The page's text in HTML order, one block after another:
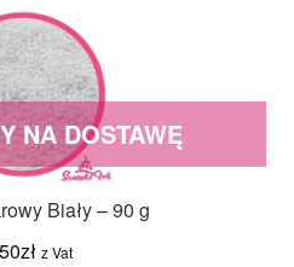
Biały – 90 g
zł z Vat
NA DOSTAWĘ